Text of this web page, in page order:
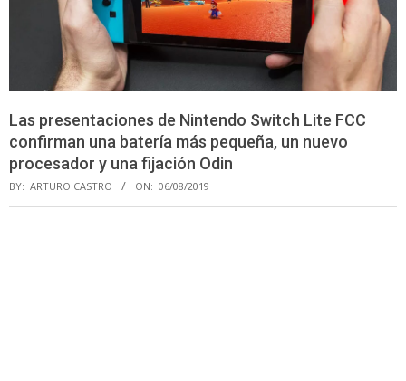
Las presentaciones de Nintendo Switch Lite FCC
confirman una batería más pequeña, un nuevo
procesador y una fijación Odin
BY: ARTURO CASTRO ON: 06/08/2019